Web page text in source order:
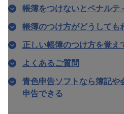
帳簿をつけないとペナルテ
帳簿のつけ方がどうしても
正しい帳簿のつけ方を覚え
よくあるご質問
青色申告ソフトなら簿記や
申告できる